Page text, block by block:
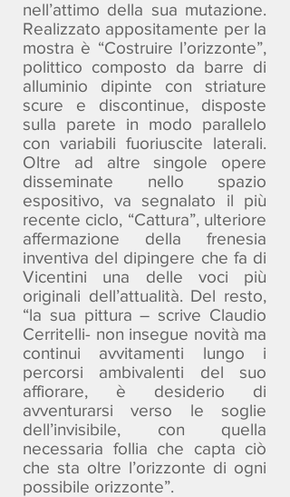
nell’attimo della sua mutazione.
Realizzato appositamente per la
mostra è “Costruire l’orizzonte”,
polittico composto da barre di
alluminio dipinte con striature
scure e discontinue, disposte
sulla parete in modo parallelo
con variabili fuoriuscite laterali.
Oltre ad altre singole opere
disseminate nello spazio
espositivo, va segnalato il più
recente ciclo, “Cattura”, ulteriore
affermazione della frenesia
inventiva del dipingere che fa di
Vicentini una delle voci più
originali dell’attualità. Del resto,
“la sua pittura – scrive Claudio
Cerritelli- non insegue novità ma
continui avvitamenti lungo i
percorsi ambivalenti del suo
affiorare, è desiderio di
avventurarsi verso le soglie
dell’invisibile, con quella
necessaria follia che capta ciò
che sta oltre l’orizzonte di ogni
possibile orizzonte”.